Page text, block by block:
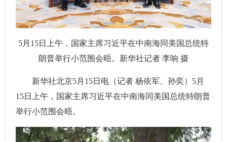
5月15日上午，国家主席习近平在中南海同美国总统特
朗普举行小范围会晤。新华社记者 李响 摄
新华社北京5月15日电（记者 杨依军、孙奕）5月
15日上午，国家主席习近平在中南海同美国总统特朗普
举行小范围会晤。